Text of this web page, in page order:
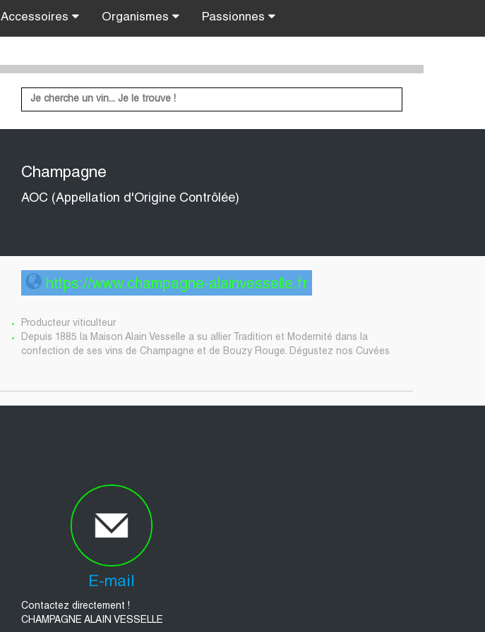
Accessoires Organismes Passionnes
Champagne
AOC (Appellation d'Origine Contrôlée)
https://www.champagne-alainvesselle.fr
Producteur viticulteur
Depuis 1885 la Maison Alain Vesselle a su allier Tradition et Modernité dans la
confection de ses vins de Champagne et de Bouzy Rouge. Dégustez nos Cuvées
E-mail
Contactez directement !
CHAMPAGNE ALAIN VESSELLE